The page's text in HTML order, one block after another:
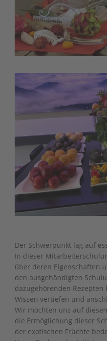
Der Schwerpunkt lag auf
In dieser
über deren Eigenschaften
den ausgehändigten
dazugehörenden
Wissen vertiefen und
Wir möchten uns auf
die Ermöglichung dieser
der exotischen Früchte